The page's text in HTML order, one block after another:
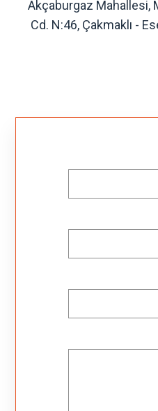
Akçaburgaz Mahallesi,
Cd. N:46, Çakmaklı -